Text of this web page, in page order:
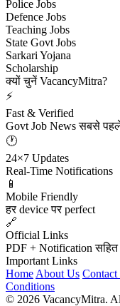
Police Jobs
Defence Jobs
Teaching Jobs
State Govt Jobs
Sarkari Yojana
Scholarship
क्यों चुनें VacancyMitra?
⚡
Fast & Verified
Govt Job News सबसे
🕐
24×7 Updates
Real-Time Notifications
📱
Mobile Friendly
हर device पर perfect
🔗
Official Links
PDF + Notification सहित
Important Links
Home About Us Contact
Conditions
© 2026 VacancyMitra.